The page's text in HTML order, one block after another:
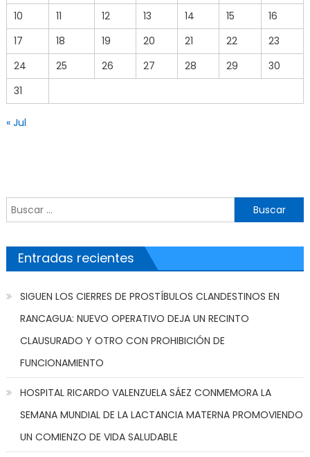
10
11 12 13 14 15
16
17
18 19 20 21 22
23
24
25 26 27 28 29
30
31
« Jul
Buscar por:
Entradas recientes
SIGUEN LOS CIERRES DE PROSTÍBULOS CLANDESTINOS EN
RANCAGUA: NUEVO OPERATIVO DEJA UN RECINTO
CLAUSURADO Y OTRO CON PROHIBICIÓN DE
FUNCIONAMIENTO
HOSPITAL RICARDO VALENZUELA SÁEZ CONMEMORA LA
SEMANA MUNDIAL DE LA LACTANCIA MATERNA PROMOVIENDO
UN COMIENZO DE VIDA SALUDABLE